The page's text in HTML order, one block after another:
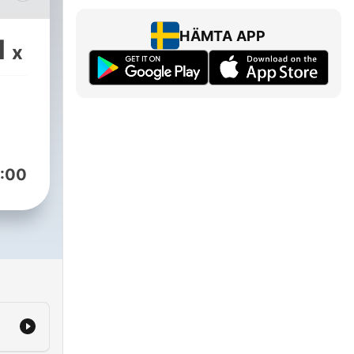
x
HÄMTA APP